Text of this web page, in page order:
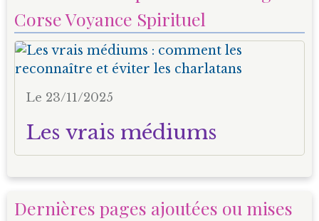
Corse Voyance Spirituel
Le 23/11/2025
Les vrais médiums
Dernières pages ajoutées ou mises